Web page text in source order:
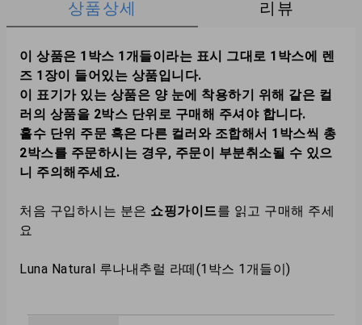
상품상세 리뷰
이 상품은 1박스 1개들이라는 표시 그대로 1박스에 렌
즈 1장이 들어있는 상품입니다.
이 표기가 있는 상품은 양 눈에 착용하기 위해 같은 컬
러의 상품을 2박스 단위로 구매해 주셔야 합니다.
홀수 단위 주문 혹은 다른 컬러와 조합해서 1박스씩 총
2박스를 주문하시는 경우, 주문이 부분취소될 수 있으
니 주의해주세요.
처음 구입하시는 분은 쇼핑가이드를 읽고 구매해 주세
요
Luna Natural 루나내추럴 라떼(1박스 1개들이)